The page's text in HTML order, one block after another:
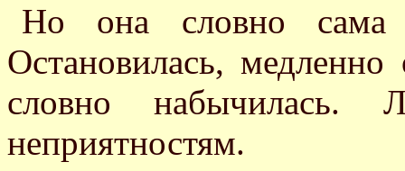
Но она словно сама
Остановилась, медленно
словно набычилась.
неприятностям.